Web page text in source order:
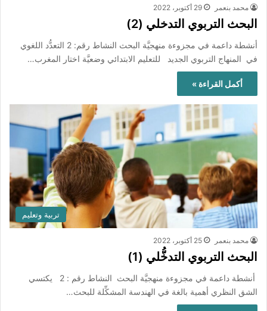
محمد بنعمر 29 أكتوبر، 2022
البحث التربوي التدخلي (2)
أنشطة داعمة في مجزوءة منهجيَّة البحث النشاط رقم: 2 التعدُّد اللغوي
في المنهاج التربوي الجديد للتعليم الابتدائي وضعيَّة اختار المغرب…
أكمل القراءة »
تربية وتعليم
محمد بنعمر 25 أكتوبر، 2022
البحث التربوي التدخُّلي (1)
أنشطة داعمة في مجزوءة منهجيَّة البحث النشاط رقم : 2 يكتسي
الشق النظري أهمية بالغة في الهندسة المشكِّلة للبحث…